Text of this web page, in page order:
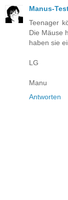
Manus-
Teenager
Die Mäuse
haben sie
LG
Manu
Antworten